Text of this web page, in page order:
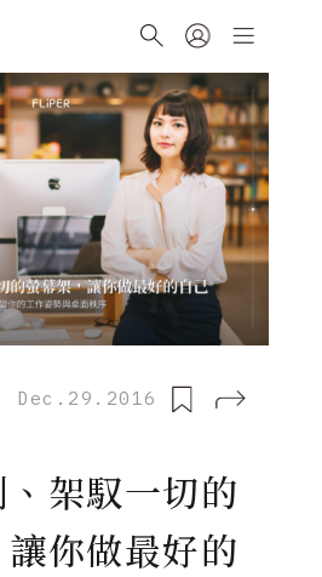
Dec.29.2016
架馭一切的
你做最好的